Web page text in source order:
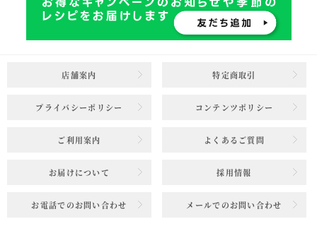
店舗案内 特定商取引
プライバシーポリシー コンテンツポリシー
ご利用案内 よくあるご質問
お届けについて 採用情報
お電話でのお問い合わせ メールでのお問い合わせ